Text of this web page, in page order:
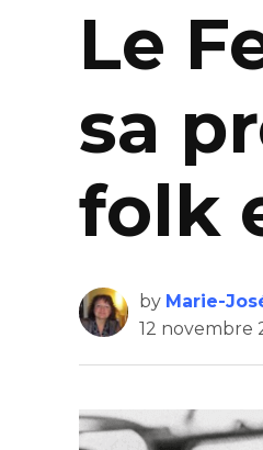
Le
sa
folk
by Marie-
12 novembre